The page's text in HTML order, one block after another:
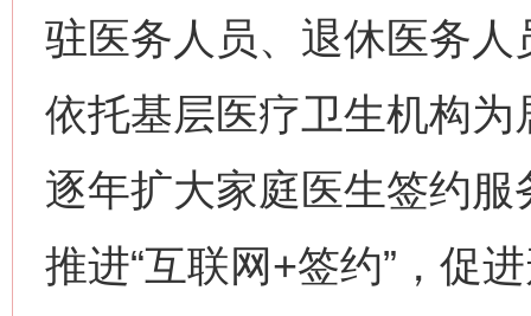
驻医务人员、退休医务
依托基层医疗卫生机构
逐年扩大家庭医生签约
推进“互联网+签约”，促